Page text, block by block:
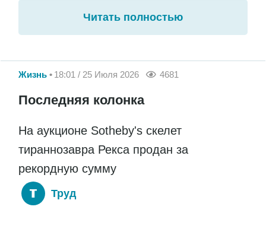
Читать полностью
Жизнь 18:01 / 25 Июля 2026 4681
Последняя колонка
На аукционе Sotheby's скелет
тираннозавра Рекса продан за
рекордную сумму
Труд